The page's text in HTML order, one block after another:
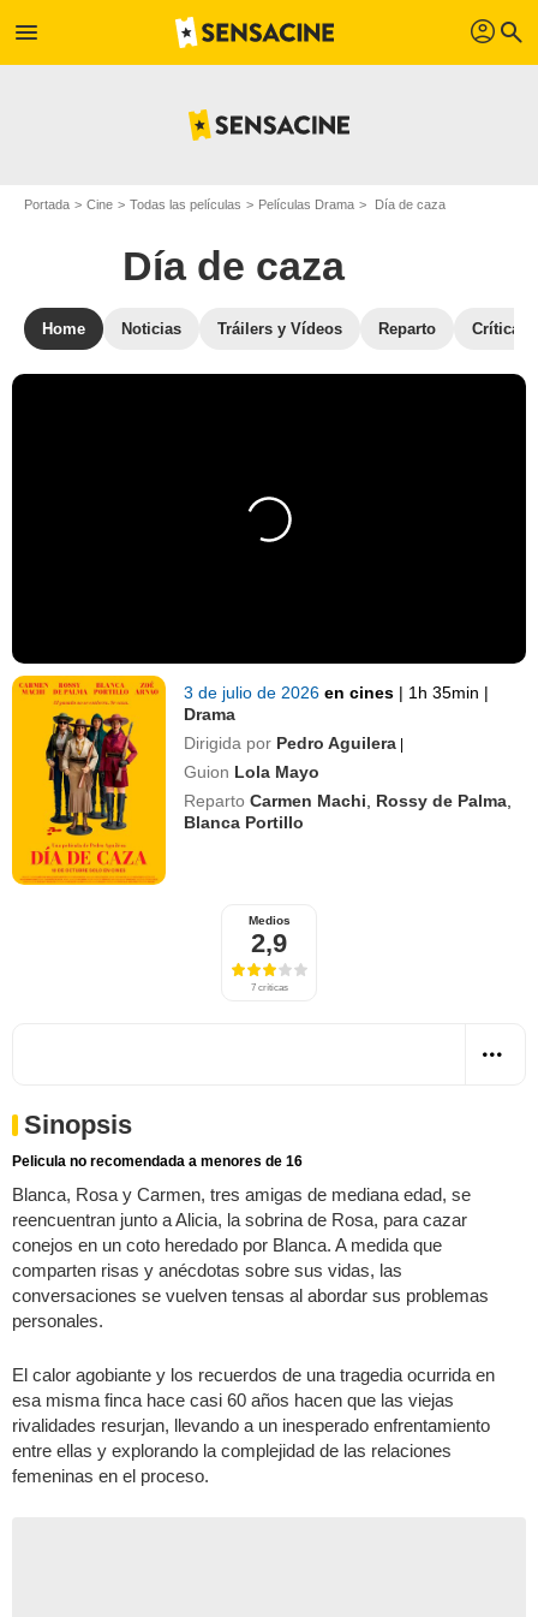
menu profil search
Portada Cine Todas las películas Películas Drama Día de caza
Día de caza
Home Noticias Tráilers y Vídeos Reparto Críticas
3 de julio de 2026en cines | 1h 35min |
Drama
Dirigida por Pedro Aguilera |
Guion Lola Mayo
Reparto Carmen Machi Rossy de Palma
Blanca Portillo
Medios
2,9
7 críticas
Sinopsis
Pelicula no recomendada a menores de 16
Blanca, Rosa y Carmen, tres amigas de mediana edad, se
reencuentran junto a Alicia, la sobrina de Rosa, para cazar
conejos en un coto heredado por Blanca. A medida que
comparten risas y anécdotas sobre sus vidas, las
conversaciones se vuelven tensas al abordar sus problemas
personales.
El calor agobiante y los recuerdos de una tragedia ocurrida en
esa misma finca hace casi 60 años hacen que las viejas
rivalidades resurjan, llevando a un inesperado enfrentamiento
entre ellas y explorando la complejidad de las relaciones
femeninas en el proceso.